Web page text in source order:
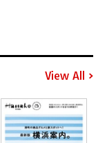
View All